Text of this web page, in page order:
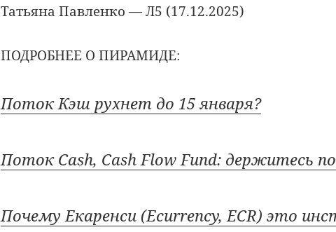
Татьяна Павленко — Л5 (17.12.2025)
ПОДРОБНЕЕ О ПИРАМИДЕ:
Поток Кэш рухнет до 15 января?
Поток Cash, Cash Flow Fund: держитесь
Почему Екаренси (Ecurrency, ECR) это